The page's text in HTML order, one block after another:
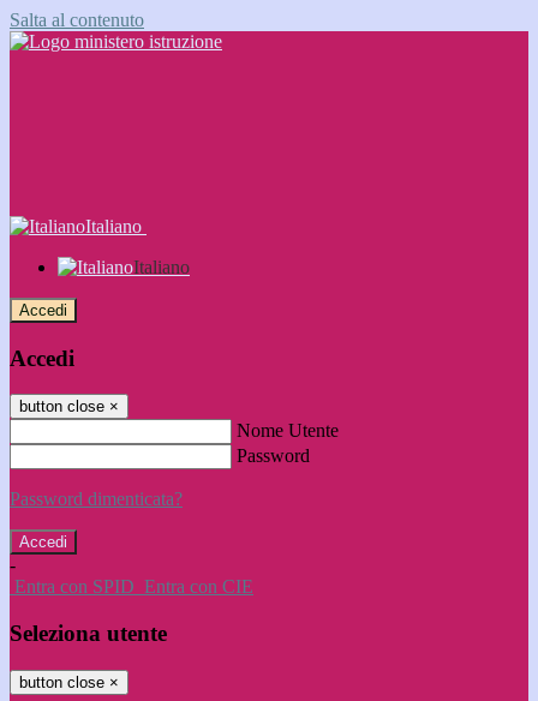
Salta al contenuto
Italiano
Italiano
Accedi
Accedi
button close ×
Nome Utente
Password
Password dimenticata?
-
Entra con SPID Entra con CIE
Seleziona utente
button close ×